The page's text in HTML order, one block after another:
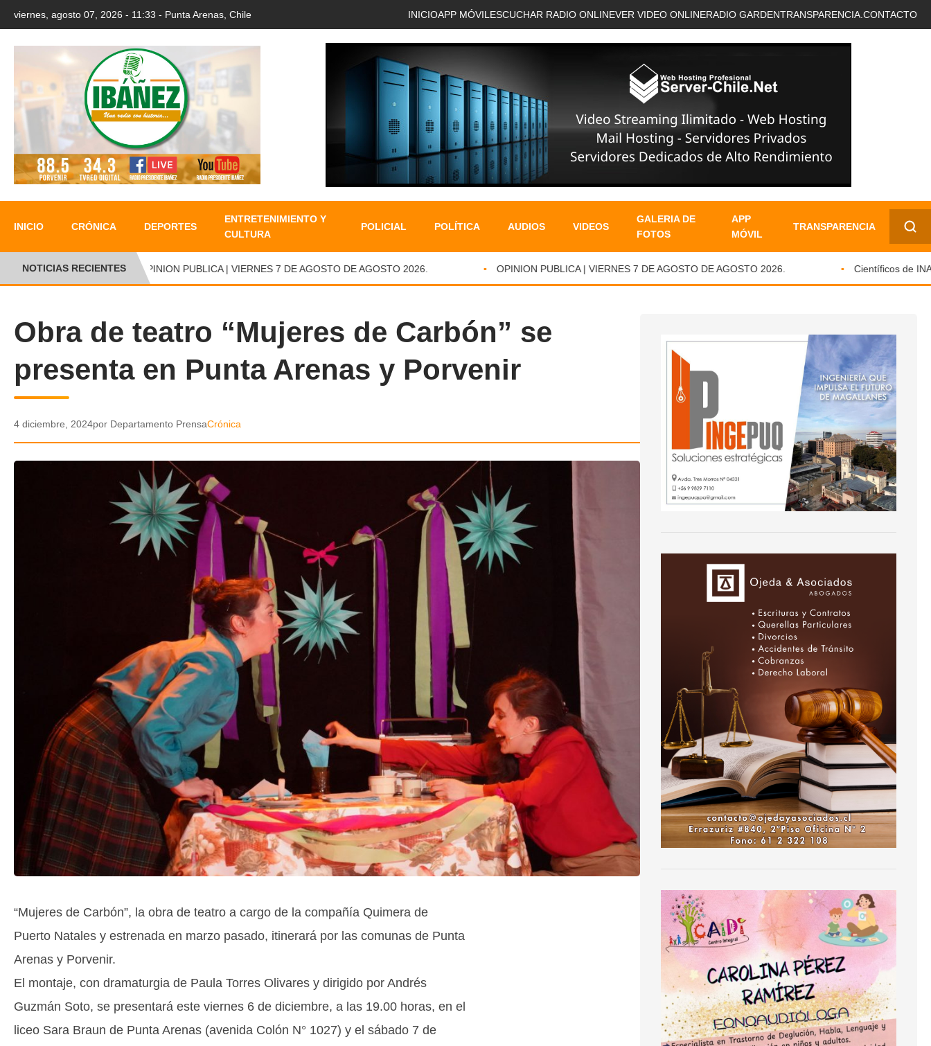
viernes, agosto 07, 2026 - 11:33 - Punta Arenas, Chile INICIOAPP MÓVIL ESCUCHAR RADIO ONLINEVER VIDEO ONLINERADIO GARDENTRANSPARENCIA. CONTACTO
INICIO CRÓNICA DEPORTES
ENTRETENIMIENTO Y
CULTURA
POLICIAL POLÍTICA AUDIOS VIDEOS
GALERIA DE
FOTOS
APP
MÓVIL
TRANSPARENCIA
✕
NOTICIAS RECIENTESOPINION PUBLICA | VIERNES 7 DE AGOSTO DE AGOSTO 2026. OPINION PUBLICA | VIERNES 7 DE AGOSTO DE AGOSTO 2026. Científicos de
Obra de teatro “Mujeres de Carbón” se
presenta en Punta Arenas y Porvenir
4 diciembre, 2024por Departamento PrensaCrónica
“Mujeres de Carbón”, la obra de teatro a cargo de la compañía Quimera de
Puerto Natales y estrenada en marzo pasado, itinerará por las comunas de Punta
Arenas y Porvenir.
El montaje, con dramaturgia de Paula Torres Olivares y dirigido por Andrés
Guzmán Soto, se presentará este viernes 6 de diciembre, a las 19.00 horas, en el
liceo Sara Braun de Punta Arenas (avenida Colón N° 1027) y el sábado 7 de